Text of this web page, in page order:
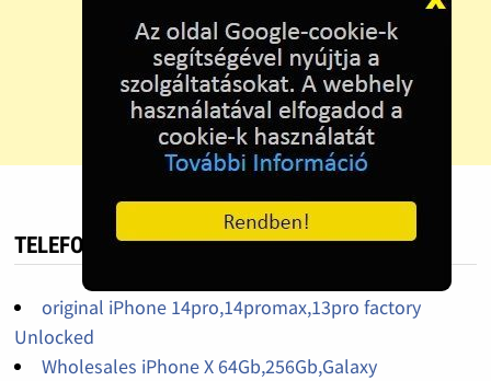
TELEFON HIRDETÉS
original iPhone 14pro,14promax,13pro factory
Unlocked
Wholesales iPhone X 64Gb,256Gb,Galaxy